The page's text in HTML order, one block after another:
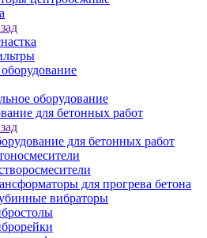
оборудование
для бетонных работ
для бетонных работ
для прогрева бетона
вибраторы